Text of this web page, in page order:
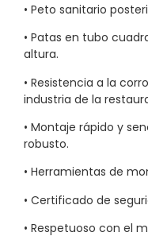
• Peto sanitario
• Patas en tubo
altura.
• Resistencia a la
industria de la
• Montaje rápido y
robusto.
• Herramientas de
• Certificado de
• Respetuoso con el